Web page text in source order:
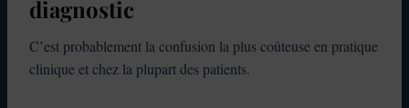
diagnostic
C’est probablement la confusion la plus coûteuse en pratique
clinique et chez la plupart des patients.